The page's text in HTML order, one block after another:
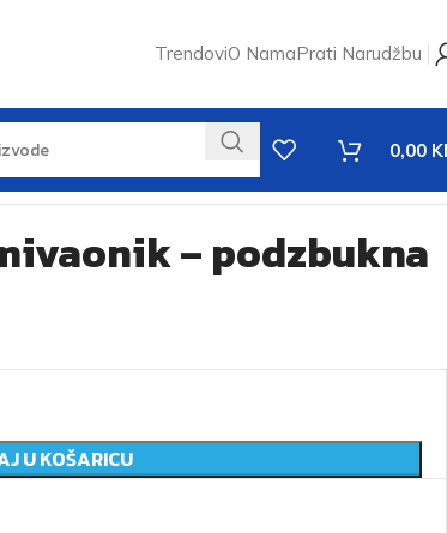
TrendoviO NamaPrati Narudžbu
0,00
– podzbukna
U KOŠARICU